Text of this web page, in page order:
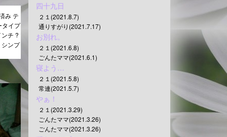
み テ
タイプ
チ ?
ンプ
四十九日
２１(2021.8.7)
通りすがり(2021.7.17)
お別れ。
２１(2021.6.8)
ごんたママ(2021.6.1)
寝よう…
２１(2021.5.8)
常連(2021.5.7)
やぁ！
２１(2021.3.29)
ごんたママ(2021.3.26)
ごんたママ(2021.3.26)